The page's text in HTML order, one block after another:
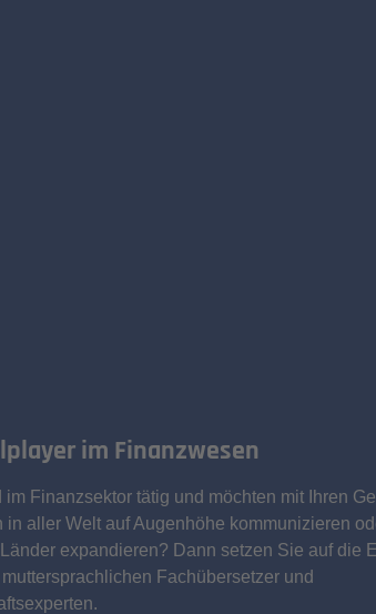
im Finanzwesen
im Finanzsektor tätig und möchten mit Ihren
in aller Welt auf Augenhöhe kommunizieren
expandieren? Dann setzen Sie auf die
Fachübersetzer und